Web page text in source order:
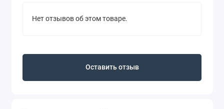
Нет отзывов об этом товаре.
Оставить отзыв